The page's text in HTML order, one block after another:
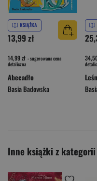
KSIĄŻKA
13,99 zł
14,99 zł - sugerowana cena
detaliczna
Abecadło
Basia Badowska
Inne książki z kategorii